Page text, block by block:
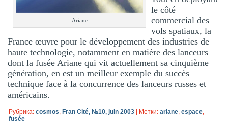
Ariane
le côté
commercial des
vols spatiaux, la
France œuvre pour le développement des industries de
haute technologie, notamment en matière des lanceurs
dont la fusée Ariane qui vit actuellement sa cinquième
génération, en est un meilleur exemple du succès
technique face à la concurrence des lanceurs russes et
américains.
Рубрика: cosmos, Fran Cité, №10, juin 2003 Метки: ariane,espace,
fusée